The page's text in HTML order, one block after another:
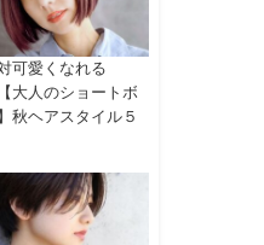
可愛くなれる
大人のショートボ
秋ヘアスタイル５